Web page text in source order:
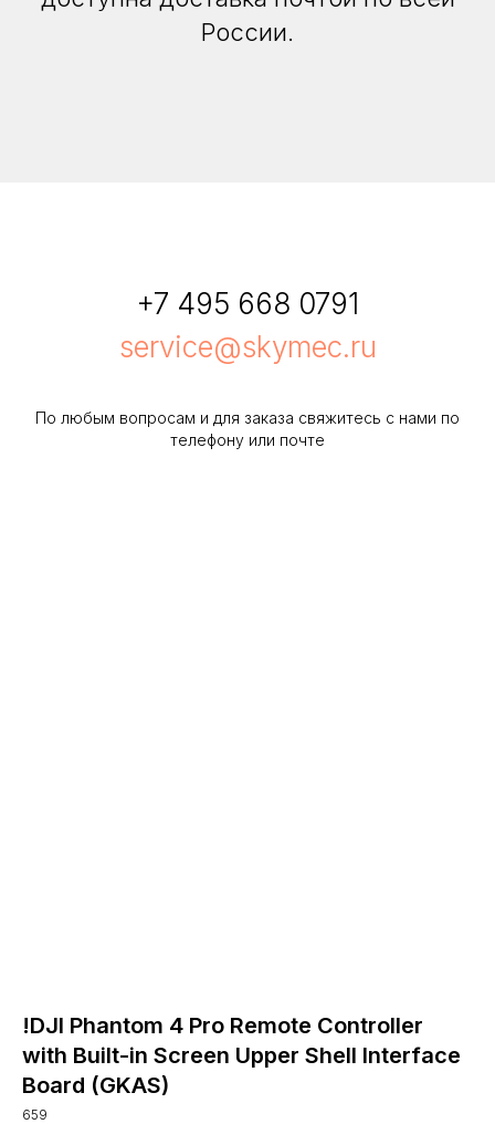
России.
+7 495 668 0791
service@skymec.ru
По любым вопросам и для заказа свяжитесь с нами по
телефону или почте
!DJI Phantom 4 Pro Remote Controller
with Built-in Screen Upper Shell Interface
Board (GKAS)
659